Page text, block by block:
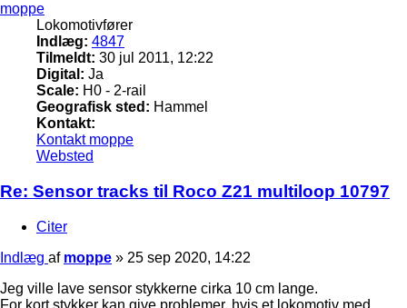
moppe
Lokomotivfører
Indlæg: 4847
Tilmeldt: 30 jul 2011, 12:22
Digital: Ja
Scale: H0 - 2-rail
Geografisk sted: Hammel
Kontakt:
Kontakt moppe
Websted
Re: Sensor tracks til Roco Z21 multiloop 10797
Citer
Indlæg af moppe » 25 sep 2020, 14:22
Jeg ville lave sensor stykkerne cirka 10 cm lange.
For kort stykker kan give problemer, hvis et lokomotiv med